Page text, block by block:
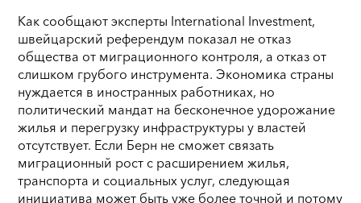
Как сообщают эксперты International Investment,
швейцарский референдум показал не отказ
общества от миграционного контроля, а отказ от
слишком грубого инструмента. Экономика страны
нуждается в иностранных работниках, но
политический мандат на бесконечное удорожание
жилья и перегрузку инфраструктуры у властей
отсутствует. Если Берн не сможет связать
миграционный рост с расширением жилья,
транспорта и социальных услуг, следующая
инициатива может быть уже более точной и потому